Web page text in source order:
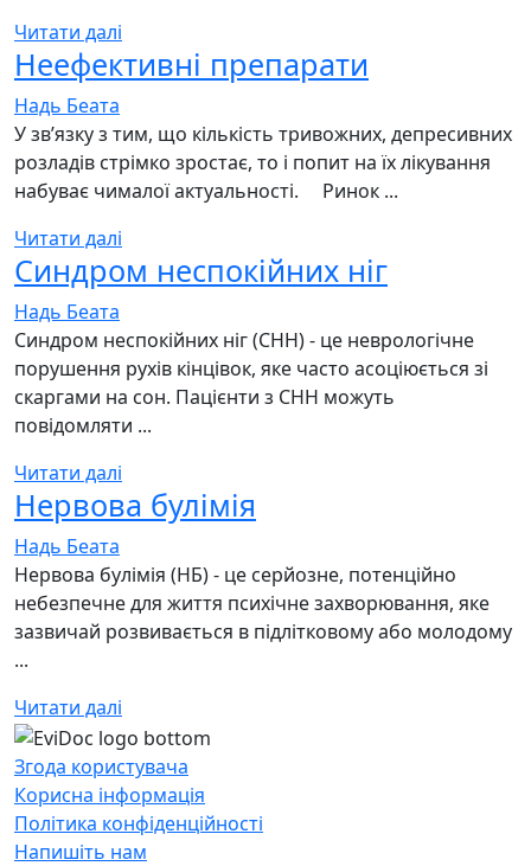
Читати далі
Неефективні препарати
Надь Беата
У зв’язку з тим, що кількість тривожних, депресивних
розладів стрімко зростає, то і попит на їх лікування
набуває чималої актуальності. ⠀ Ринок ...
Читати далі
Синдром неспокійних ніг
Надь Беата
Синдром неспокійних ніг (СНН) - це неврологічне
порушення рухів кінцівок, яке часто асоціюється зі
скаргами на сон. Пацієнти з СНН можуть
повідомляти ...
Читати далі
Нервова булімія
Надь Беата
Нервова булімія (НБ) - це серйозне, потенційно
небезпечне для життя психічне захворювання, яке
зазвичай розвивається в підлітковому або молодому
...
Читати далі
Згода користувача
Корисна інформація
Політика конфіденційності
Напишіть нам